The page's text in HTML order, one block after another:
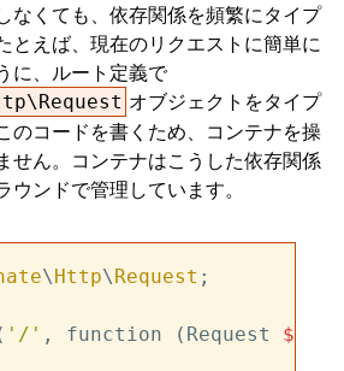
なくても、依存関係を頻繁にタイプ
とえば、現在のリクエストに簡単に
に、ルート定義で
オブジェクトをタイプ
のコードを書くため、コンテナを操
せん。コンテナはこうした依存関係
ンドで管理しています。
\Http\Request ;
'/' , function (Request